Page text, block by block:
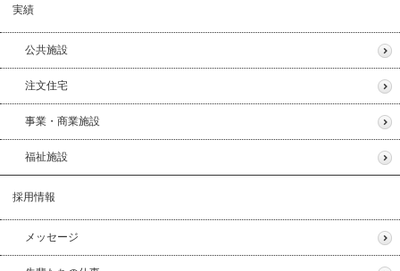
実績
公共施設
注文住宅
事業・商業施設
福祉施設
採用情報
メッセージ